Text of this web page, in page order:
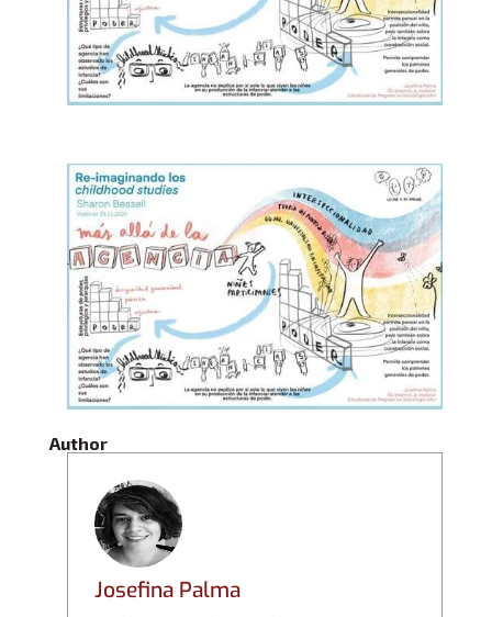
Author
Josefina Palma